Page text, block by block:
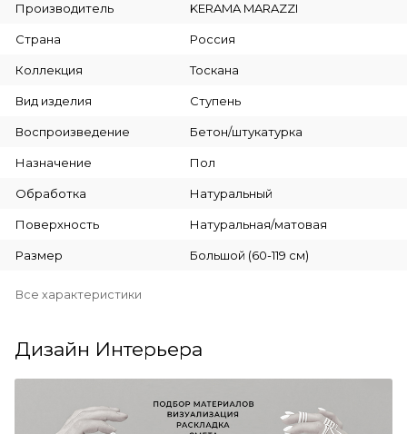
Производитель KERAMA MARAZZI
Страна Россия
Коллекция Тоскана
Вид изделия Ступень
Воспроизведение Бетон/штукатурка
Назначение Пол
Обработка Натуральный
Поверхность Натуральная/матовая
Размер Большой (60-119 см)
Все характеристики
Дизайн Интерьера